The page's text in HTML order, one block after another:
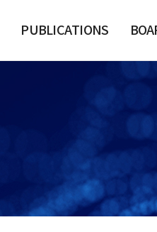
PUBLICATIONS